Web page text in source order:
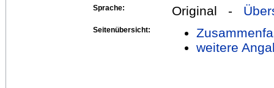
Sprache:
Original -
Seitenübersicht:
weitere